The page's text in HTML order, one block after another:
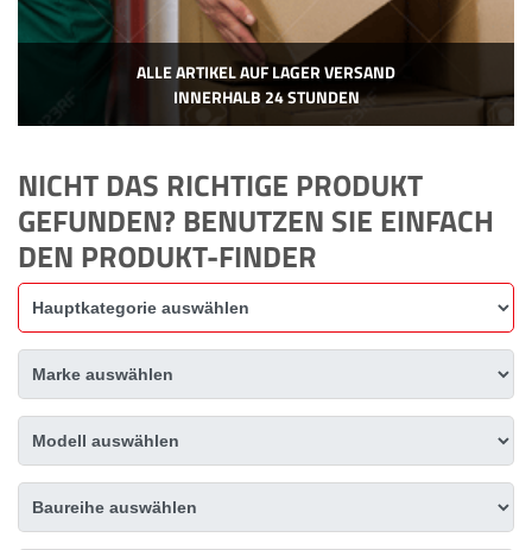
ALLE ARTIKEL AUF LAGER VERSAND
INNERHALB 24 STUNDEN
NICHT DAS RICHTIGE PRODUKT
GEFUNDEN? BENUTZEN SIE EINFACH
DEN PRODUKT-FINDER